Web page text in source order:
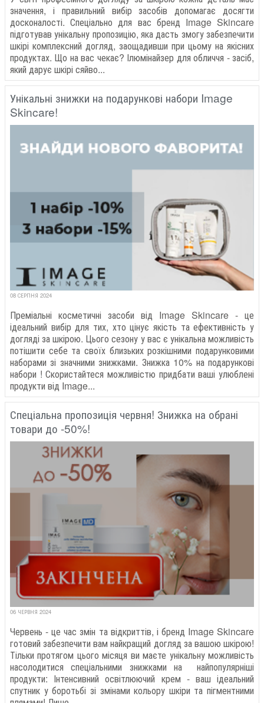
значення, і правильний вибір засобів допомагає досягти
досконалості. Спеціально для вас бренд Image Skincare
підготував унікальну пропозицію, яка дасть змогу забезпечити
шкірі комплексний догляд, заощадивши при цьому на якісних
продуктах. Що на вас чекає? Ілюмінайзер для обличчя - засіб,
який дарує шкірі сяйво...
Унікальні знижки на подарункові набори Image
Skincare!
08 СЕРПНЯ 2024
Преміальні косметичні засоби від Image Skincare - це
ідеальний вибір для тих, хто цінує якість та ефективність у
догляді за шкірою. Цього сезону у вас є унікальна можливість
потішити себе та своїх близьких розкішними подарунковими
наборами зі значними знижками. Знижка 10% на подарункові
набори ! Скористайтеся можливістю придбати ваші улюблені
продукти від Image...
Спеціальна пропозиція червня! Знижка на обрані
товари до -50%!
06 ЧЕРВНЯ 2024
Червень - це час змін та відкриттів, і бренд Image Skincare
готовий забезпечити вам найкращий догляд за вашою шкірою!
Тільки протягом цього місяця ви маєте унікальну можливість
насолодитися спеціальними знижками на найпопулярніші
продукти: Інтенсивний освітлюючий крем - ваш ідеальний
спутник у боротьбі зі змінами кольору шкіри та пігментними